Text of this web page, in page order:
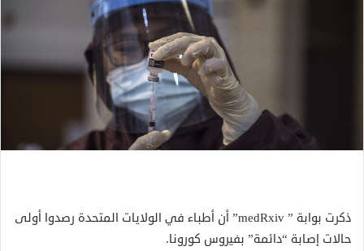
ذكرت بوابة ” medRxiv” أن أطباء في الولايات المتحدة رصدوا أولى
حالات إصابة “دائمة” بفيروس كورونا.